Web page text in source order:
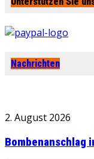
Nachrichten
2. August 2026
Bombenanschlag